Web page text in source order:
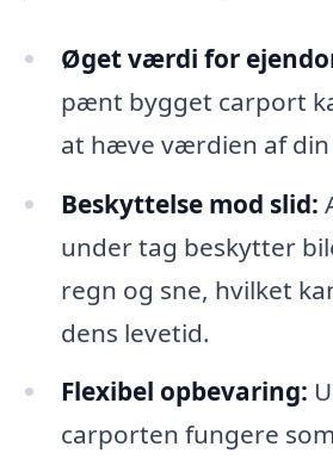
Øget værdi for
pænt bygget carport
at hæve værdien af din
Beskyttelse mod slid:
under tag beskytter
regn og sne, hvilket
dens levetid.
Flexibel opbevaring:
carporten fungere som